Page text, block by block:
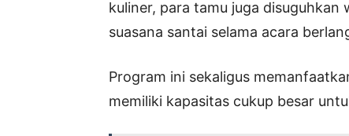
kuliner, para tamu juga
suasana santai selama acara
Program ini sekaligus
memiliki kapasitas cukup besar